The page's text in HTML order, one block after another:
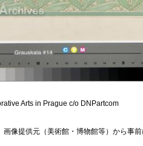
Arts in Prague c/o DNPartcom
画像提供元（美術館・博物館等）から事